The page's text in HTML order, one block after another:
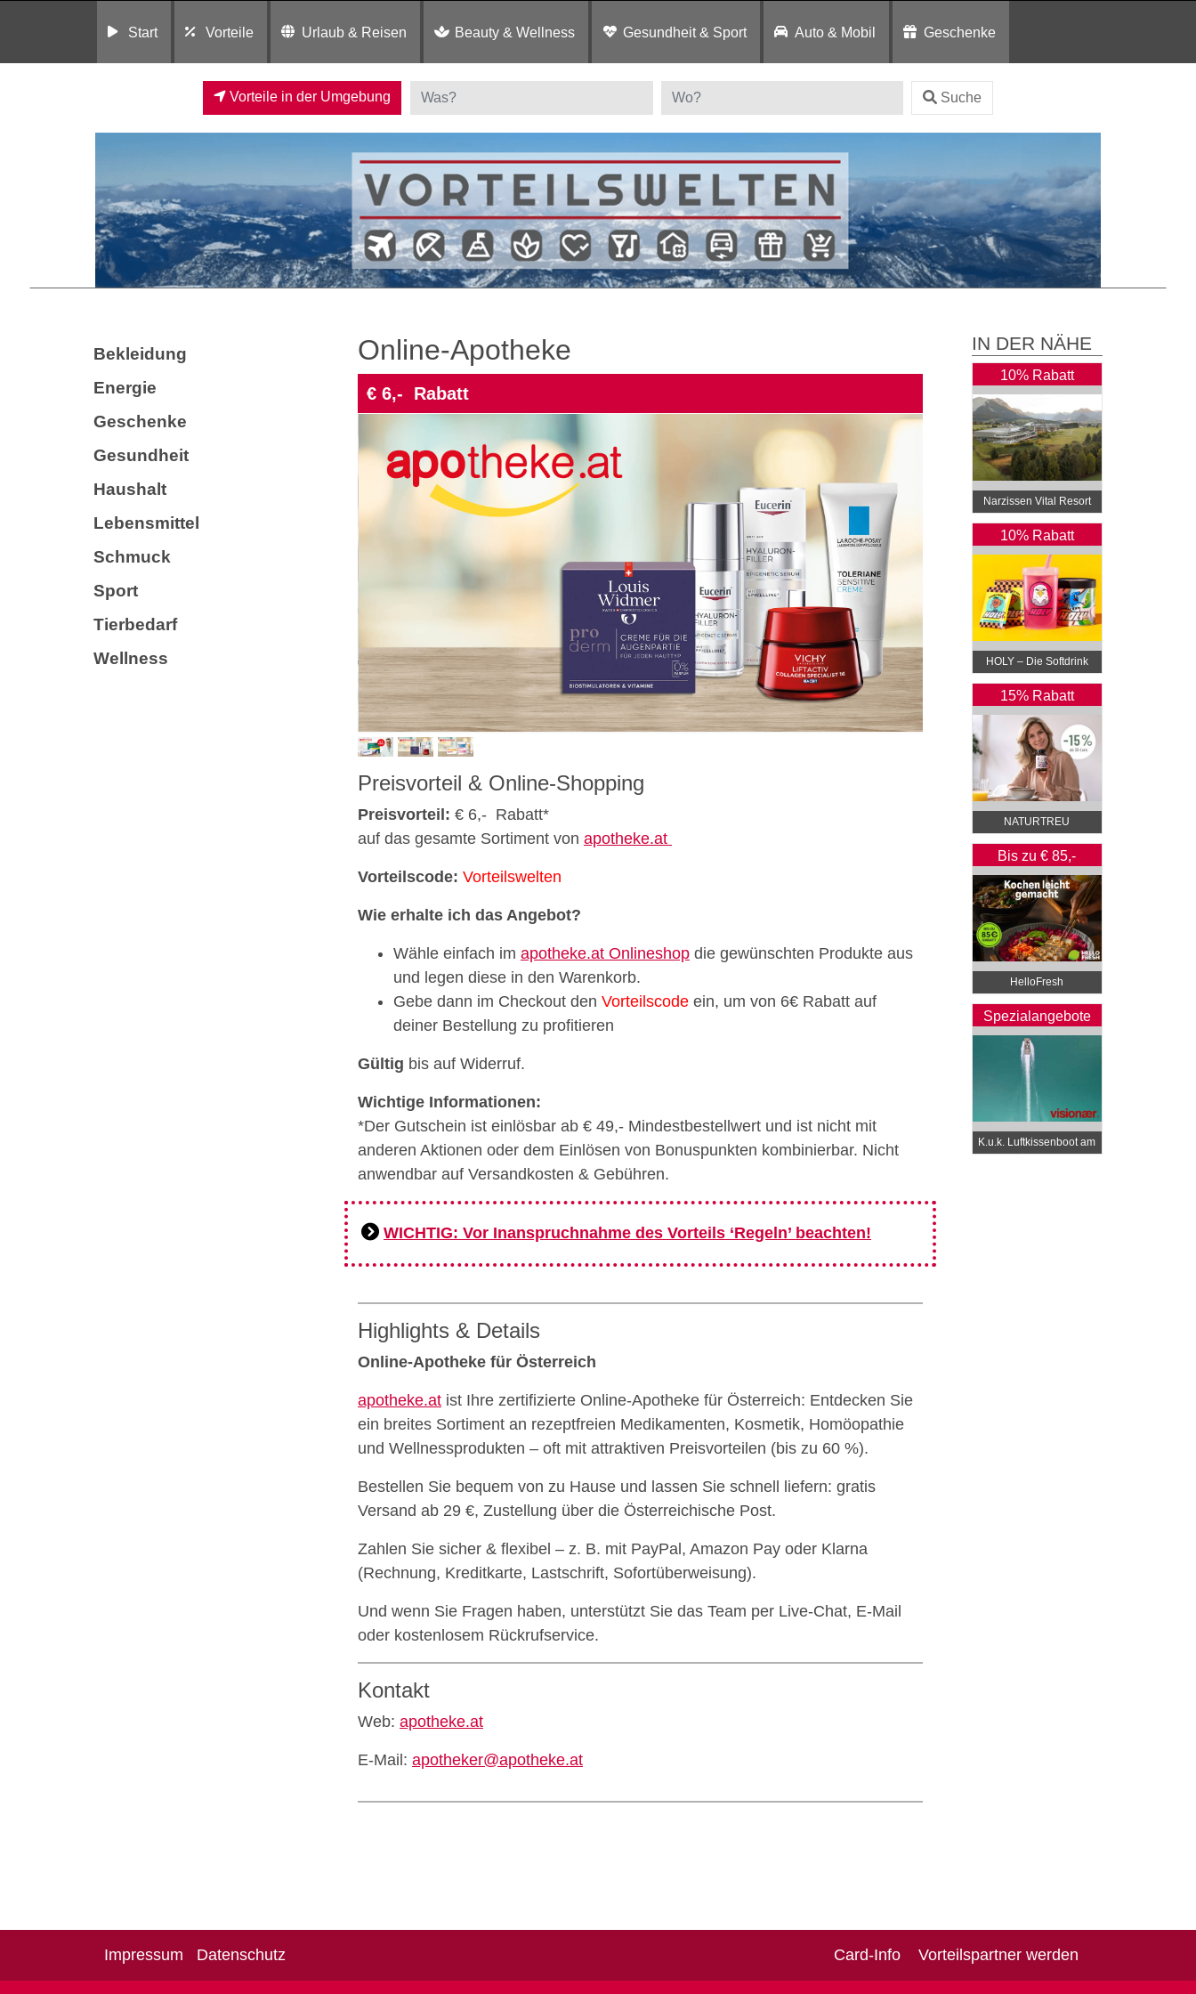
Start Vorteile Urlaub & Reisen Beauty & Wellness Gesundheit & Sport Auto & Mobil Geschenke
Vorteile in der Umgebung Suche
Bekleidung
Energie
Geschenke
Gesundheit
Haushalt
Lebensmittel
Schmuck
Sport
Tierbedarf
Wellness
Online‑Apotheke
€ 6,- Rabatt
Preisvorteil & Online-Shopping
Preisvorteil: € 6,- Rabatt*
auf das gesamte Sortiment von apotheke.at
Vorteilscode: Vorteilswelten
Wie erhalte ich das Angebot?
Wähle einfach im apotheke.at Onlineshop die gewünschten Produkte aus
und legen diese in den Warenkorb.
Gebe dann im Checkout den Vorteilscode ein, um von 6€ Rabatt auf
deiner Bestellung zu profitieren
Gültig bis auf Widerruf.
Wichtige Informationen:
*Der Gutschein ist einlösbar ab € 49,- Mindestbestellwert und ist nicht mit
anderen Aktionen oder dem Einlösen von Bonuspunkten kombinierbar. Nicht
anwendbar auf Versandkosten & Gebühren.
WICHTIG: Vor Inanspruchnahme des Vorteils ‘Regeln’ beachten!
Highlights & Details
Online‑Apotheke für Österreich
apotheke.at ist Ihre zertifizierte Online‑Apotheke für Österreich: Entdecken Sie
ein breites Sortiment an rezeptfreien Medikamenten, Kosmetik, Homöopathie
und Wellnessprodukten – oft mit attraktiven Preisvorteilen (bis zu 60 %).
Bestellen Sie bequem von zu Hause und lassen Sie schnell liefern: gratis
Versand ab 29 €, Zustellung über die Österreichische Post.
Zahlen Sie sicher & flexibel – z. B. mit PayPal, Amazon Pay oder Klarna
(Rechnung, Kreditkarte, Lastschrift, Sofortüberweisung).
Und wenn Sie Fragen haben, unterstützt Sie das Team per Live‑Chat, E‑Mail
oder kostenlosem Rückrufservice.
Kontakt
Web: apotheke.at
E-Mail: apotheker@apotheke.at
IN DER NÄHE
10% Rabatt
Narzissen Vital Resort
10% Rabatt
HOLY – Die Softdrink
Revolution
15% Rabatt
NATURTREU
Bis zu € 85,-
Rabatt
HelloFresh
Spezialangebote
K.u.k. Luftkissenboot am
Wörthersee
Impressum Datenschutz Card-Info Vorteilspartner werden